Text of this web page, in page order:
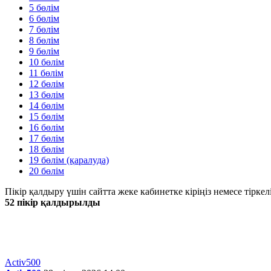
5 бөлім
6 бөлім
7 бөлім
8 бөлім
9 бөлім
10 бөлім
11 бөлім
12 бөлім
13 бөлім
14 бөлім
15 бөлім
16 бөлім
17 бөлім
18 бөлім
19 бөлім (қаралуда)
20 бөлім
Пікір қалдыру үшін сайтта жеке кабинетке кіріңіз немесе
52 пікір қалдырылды
Activ500